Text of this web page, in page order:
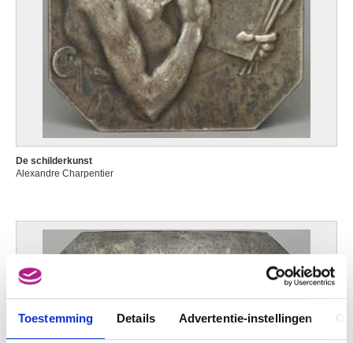
Toestemming Details Advertentie-instellingen
De schilderkunst
Alexandre Charpentier